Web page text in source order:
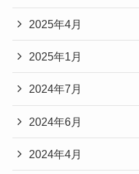
2025年4月
2025年1月
2024年7月
2024年6月
2024年4月